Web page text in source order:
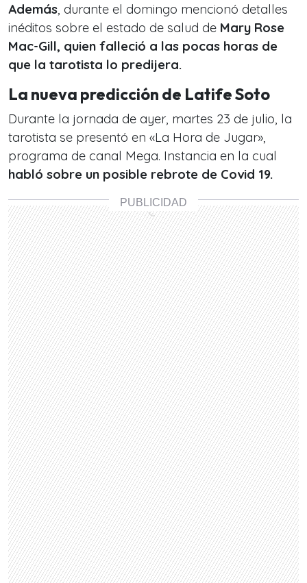
Además, durante el domingo mencionó detalles
inéditos sobre el estado de salud de Mary Rose
Mac-Gill, quien falleció a las pocas horas de
que la tarotista lo predijera.
La nueva predicción de Latife Soto
Durante la jornada de ayer, martes 23 de julio, la
tarotista se presentó en «La Hora de Jugar»,
programa de canal Mega. Instancia en la cual
habló sobre un posible rebrote de Covid 19.